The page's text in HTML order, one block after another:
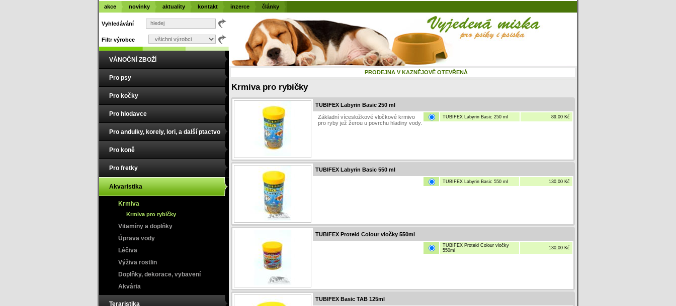
Krmiva pro rybičky
TUBIFEX Labyrin Basic 250 ml
TUBIFEX Labyrin Basic 250 ml 89,00 Kč
Základní vícesložkové vločkové krmivo
pro ryby jež žerou u povrchu hladiny vody.
TUBIFEX Labyrin Basic 550 ml
TUBIFEX Labyrin Basic 550 ml 130,00 Kč
TUBIFEX Proteid Colour vločky 550ml
TUBIFEX Proteid Colour vločky
550ml
130,00 Kč
TUBIFEX Basic TAB 125ml
PRODEJNA V KAZNĚJOVĚ OTEVŘENÁ
Vyhledávání
Filtr výrobce
VÁNOČNÍ ZBOŽÍ
Pro psy
Pro kočky
Pro hlodavce
Pro andulky, korely, lori, a další ptactvo
Pro koně
Pro fretky
Akvaristika
Krmiva
Krmiva pro rybičky
Vitamíny a doplňky
Úprava vody
Léčiva
Výživa rostlin
Doplňky, dekorace, vybavení
Akvária
Teraristika
akce novinky aktuality kontakt inzerce články